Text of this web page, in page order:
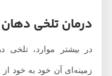
درمان تلخی دهان
در بیشتر موارد، تلخی
زمینه‌ای آن خود به خود از